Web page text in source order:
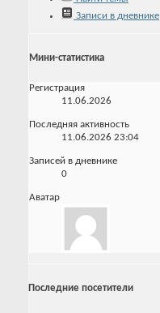
Записи в дневнике
Мини-статистика
Регистрация
11.06.2026
Последняя активность
11.06.2026 23:04
Записей в дневнике
0
Аватар
Последние посетители